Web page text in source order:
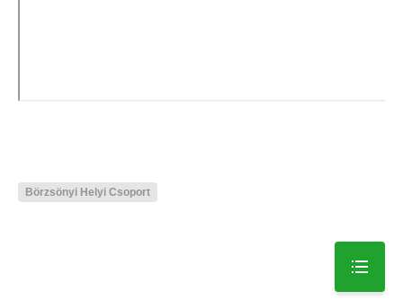
Börzsönyi Helyi Csoport